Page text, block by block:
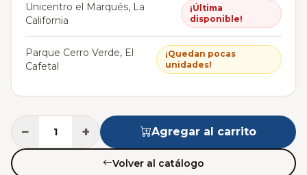
Unicentro el Marqués, La
California
¡Última
disponible!
Parque Cerro Verde, El
Cafetal
¡Quedan pocas
unidades!
− + Agregar al carrito
Volver al catálogo